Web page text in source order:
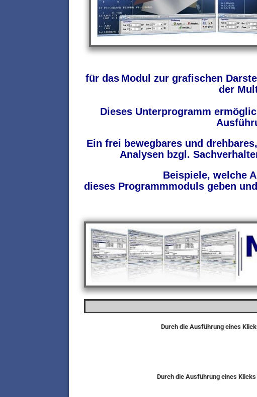
für das Modul zur grafischen
der
Dieses Unterprogramm
Ein frei bewegbares und
Analysen bzgl.
Beispiele, welche
dieses Programmmoduls geben
Durch die Ausführung eines
Durch die Ausführung eines